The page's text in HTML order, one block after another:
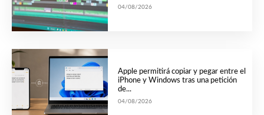
04/08/2026
Apple permitirá copiar y pegar entre el
iPhone y Windows tras una petición
de...
04/08/2026